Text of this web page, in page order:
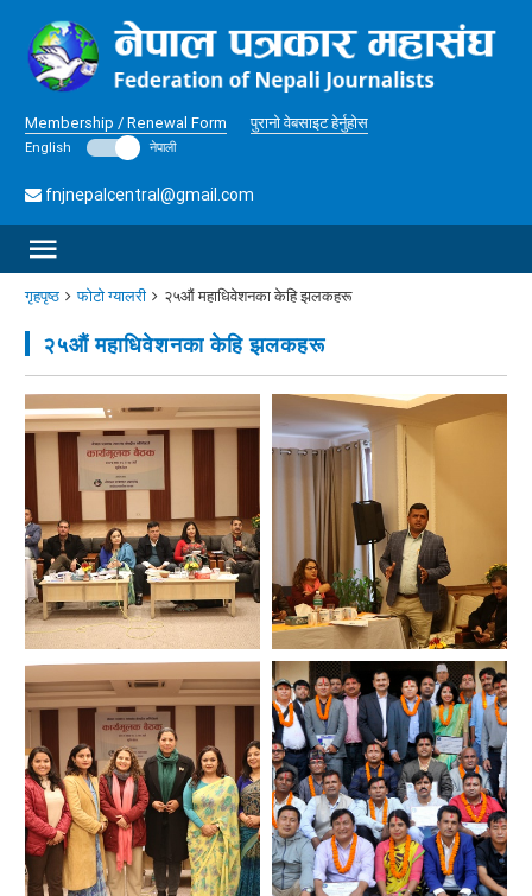
Membership / Renewal Form पुरानो वेबसाइट हेर्नुहोस
English नेपाली
fnjnepalcentral@gmail.com
गृहपृष्ठ फोटो ग्यालरी २५औं महाधिवेशनका केहि झलकहरू
२५औं महाधिवेशनका केहि झलकहरू